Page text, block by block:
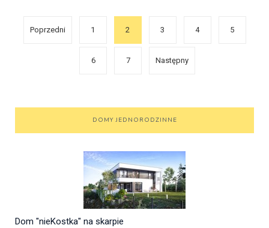
Poprzedni 1 2 3 4 5
6 7 Następny
DOMY JEDNORODZINNE
Dom "nieKostka" na skarpie